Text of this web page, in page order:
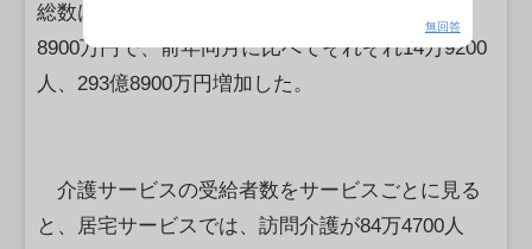
総数は334万7900人、サービス費用額は6214億
8900万円で、前年同月に比べてそれぞれ14万9200
人、293億8900万円増加した。
介護サービスの受給者数をサービスごとに見る
と、居宅サービスでは、訪問介護が84万4700人
無回答